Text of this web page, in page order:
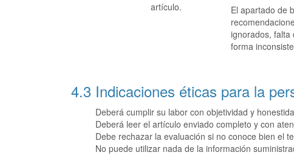
artículo.
El apartado de
ignorados, falta
forma
4.3 Indicaciones éticas para la
Deberá cumplir su labor con objetividad y
Deberá leer el artículo enviado completo y con
Debe rechazar la evaluación si no conoce bien el
No puede utilizar nada de la información